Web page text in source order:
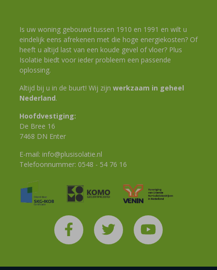
Is uw woning gebouwd tussen 1910 en 1991 en wilt u
eindelijk eens afrekenen met die hoge energiekosten? Of
heeft u altijd last van een koude gevel of vloer? Plus
Isolatie biedt voor ieder probleem een passende
oplossing.
Altijd bij u in de buurt! Wij zijn werkzaam in geheel
Nederland.
Hoofdvestiging:
De Bree 16
7468 DN Enter
E-mail: info@plusisolatie.nl
Telefoonnummer: 0548 - 54 76 16